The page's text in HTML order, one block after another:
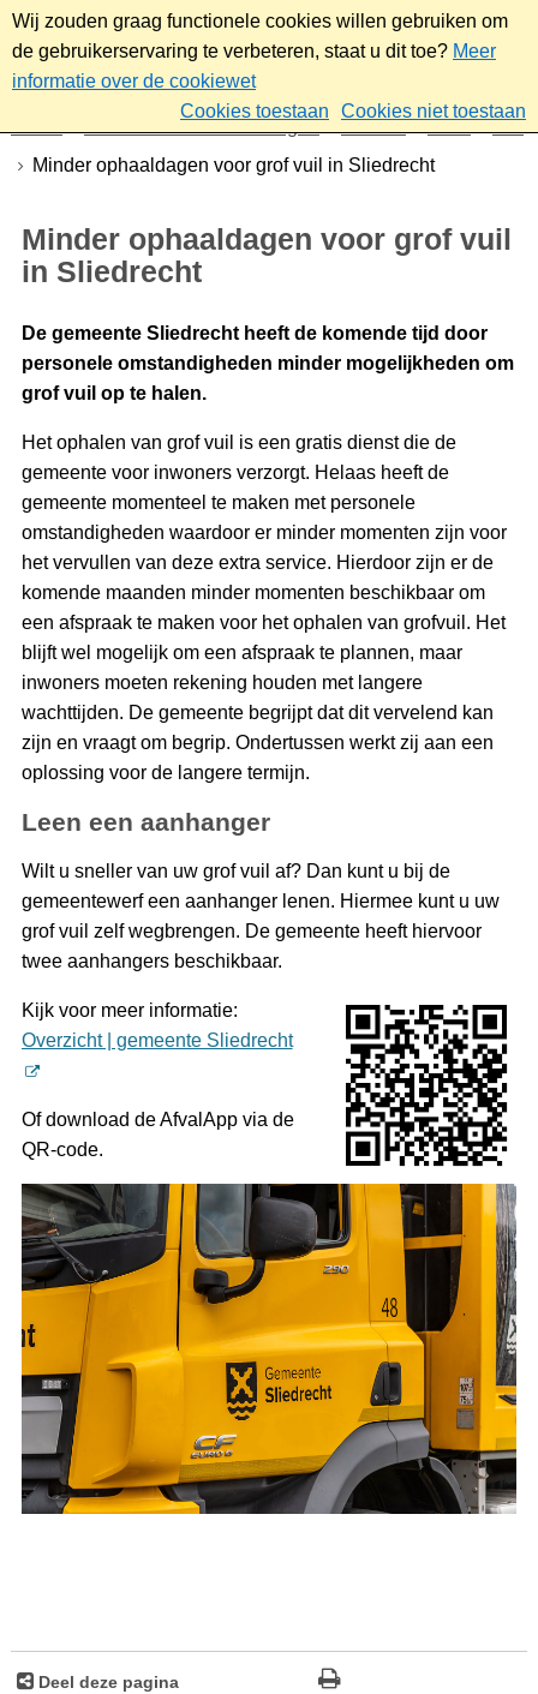
Wij zouden graag functionele cookies willen gebruiken om
de gebruikerservaring te verbeteren, staat u dit toe? Meer
informatie over de cookiewet
Cookies toestaan
Cookies niet toestaan
Nieuws & bekendmakingen Nieuws 2026
Mei
Minder ophaaldagen voor grof vuil in Sliedrecht
Minder ophaaldagen voor grof vuil
in Sliedrecht
De gemeente Sliedrecht heeft de komende tijd door
personele omstandigheden minder mogelijkheden om
grof vuil op te halen.
Het ophalen van grof vuil is een gratis dienst die de
gemeente voor inwoners verzorgt. Helaas heeft de
gemeente momenteel te maken met personele
omstandigheden waardoor er minder momenten zijn voor
het vervullen van deze extra service. Hierdoor zijn er de
komende maanden minder momenten beschikbaar om
een afspraak te maken voor het ophalen van grofvuil. Het
blijft wel mogelijk om een afspraak te plannen, maar
inwoners moeten rekening houden met langere
wachttijden. De gemeente begrijpt dat dit vervelend kan
zijn en vraagt om begrip. Ondertussen werkt zij aan een
oplossing voor de langere termijn.
Leen een aanhanger
Wilt u sneller van uw grof vuil af? Dan kunt u bij de
gemeentewerf een aanhanger lenen. Hiermee kunt u uw
grof vuil zelf wegbrengen. De gemeente heeft hiervoor
twee aanhangers beschikbaar.
Kijk voor meer informatie:
Overzicht | gemeente Sliedrecht
Of download de AfvalApp via de
QR-code.
Deel deze pagina